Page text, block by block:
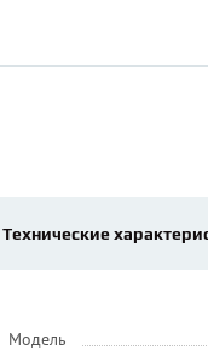
Технические
Модель